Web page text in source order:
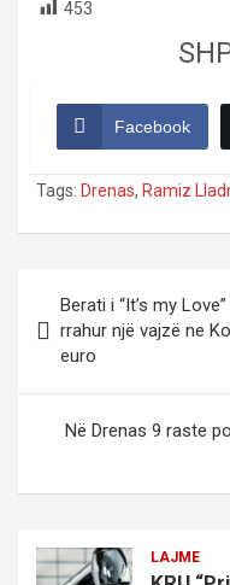
453
Facebook
Tags: Drenas, Ramiz
navigation
Berati i “It’s my
rrahur një vajzë ne
euro
Në Drenas 9 raste
LAJME